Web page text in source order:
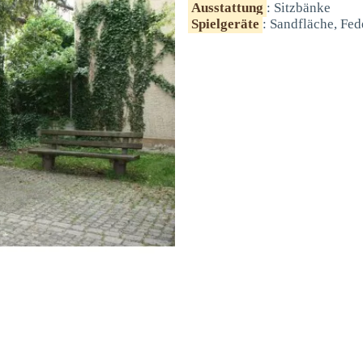
Ausstattung : Sitzbänke
Spielgeräte : Sandfläche,